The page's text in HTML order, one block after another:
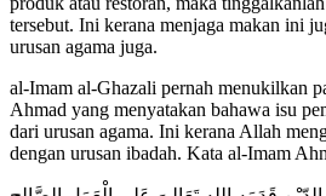
tersebut. Ini kerana menjaga makan ini
urusan agama juga.
al-Imam al-Ghazali pernah menukilkan
Ahmad yang menyatakan bahawa isu
dari urusan agama. Ini kerana Allah
dengan urusan ibadah. Kata al-Imam